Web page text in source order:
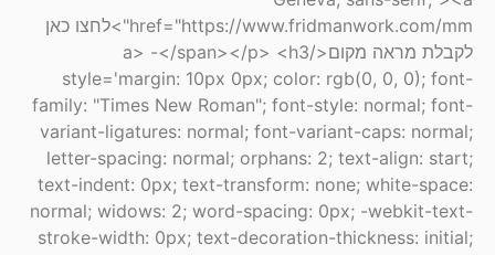
href="https://www.fridmanwork.com/mm">לחצו כאן
לקבלת מראה מקום</a> -</span></p> <h3
style='margin: 10px 0px; color: rgb(0, 0, 0); font-
family: "Times New Roman"; font-style: normal; font-
variant-ligatures: normal; font-variant-caps: normal;
letter-spacing: normal; orphans: 2; text-align: start;
text-indent: 0px; text-transform: none; white-space:
normal; widows: 2; word-spacing: 0px; -webkit-text-
stroke-width: 0px; text-decoration-thickness: initial;